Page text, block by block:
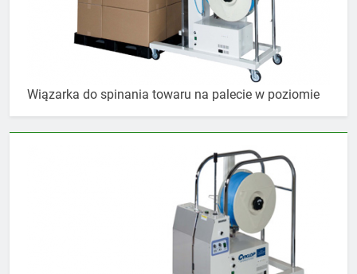
Wiązarka do spinania towaru na palecie w poziomie